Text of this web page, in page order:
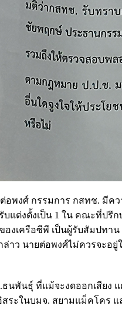
อพงศ์ กรรมการ กสทช. มีค
แต่งตั้งเป็น 1 ใน คณะที่ปรึ
องเครือซีพี เป็นผู้รับสัมปทา
าว นายต่อพงศ์ไม่ควรจะอ
นพันธุ์ ที่แม้จะงดออกเสียง
ระในบมจ. สยามแม็คโคร